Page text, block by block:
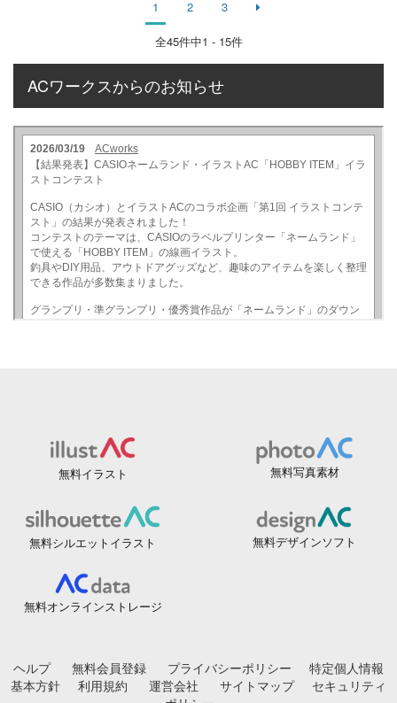
1 2 3
全45件中1 - 15件
ACワークスからのお知らせ
無料イラスト 無料写真素材
無料シルエットイラスト 無料デザインソフト
無料オンラインストレージ
ヘルプ 無料会員登録 プライバシーポリシー
特定個人情報
基本方針
利用規約 運営会社 サイトマップ
セキュリティ